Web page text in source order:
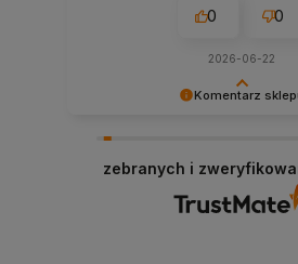
Komentarz
Doceniamy czas i wysiłek
się z nami Twoimi
0 0
2026-06-22
zebranych i